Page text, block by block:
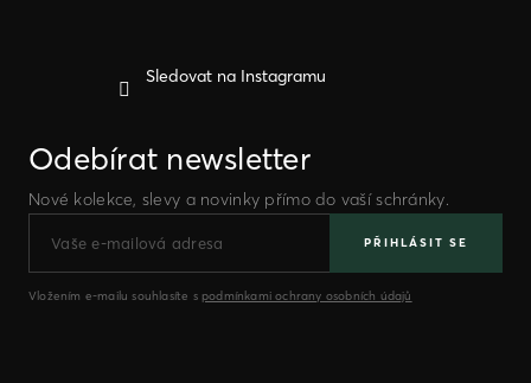
Sledovat na Instagramu
Odebírat newsletter
Nové kolekce, slevy a novinky přímo do vaší schránky.
PŘIHLÁSIT SE
Vložením e-mailu souhlasíte s podmínkami ochrany osobních údajů